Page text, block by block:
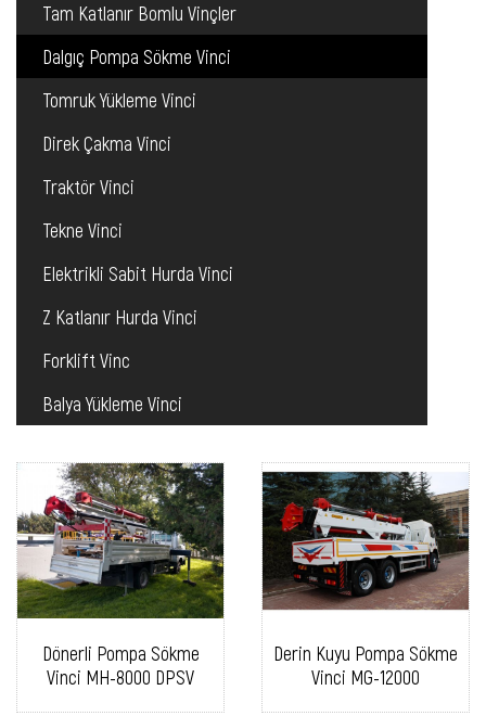
Tam Katlanır Bomlu Vinçler
Dalgıç Pompa Sökme Vinci
Tomruk Yükleme Vinci
Direk Çakma Vinci
Traktör Vinci
Tekne Vinci
Elektrikli Sabit Hurda Vinci
Z Katlanır Hurda Vinci
Forklift Vinc
Balya Yükleme Vinci
Dönerli Pompa Sökme
Vinci MH-8000 DPSV
Derin Kuyu Pompa Sökme
Vinci MG-12000